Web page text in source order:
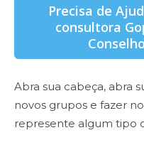
Precisa de
consultora
Abra sua cabeça, abra
novos grupos e fazer
represente algum tipo